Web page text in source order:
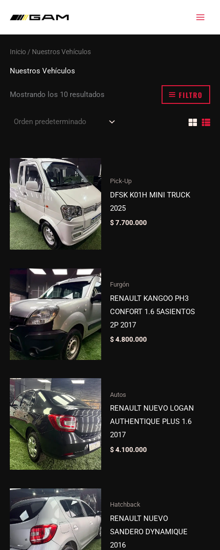
contenido
Inicio / Nuestros Vehículos
Nuestros Vehículos
Mostrando los 10 resultados FILTRO
Pick-Up
DFSK K01H MINI TRUCK
2025
$7.700.000
Furgón
RENAULT KANGOO PH3
CONFORT 1.6 5ASIENTOS
2P 2017
$4.800.000
Autos
RENAULT NUEVO LOGAN
AUTHENTIQUE PLUS 1.6
2017
$4.100.000
Hatchback
RENAULT NUEVO
SANDERO DYNAMIQUE
2016